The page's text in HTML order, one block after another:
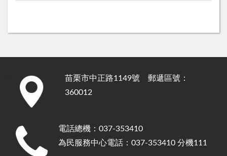
苗栗市中正路1149號 郵遞區號：
360012
電話總機：037-353410
為民服務中心電話：037-353410 分機111